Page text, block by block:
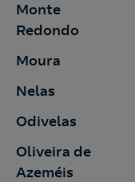
Monte
Redondo
Moura
Nelas
Odivelas
Oliveira de
Azeméis